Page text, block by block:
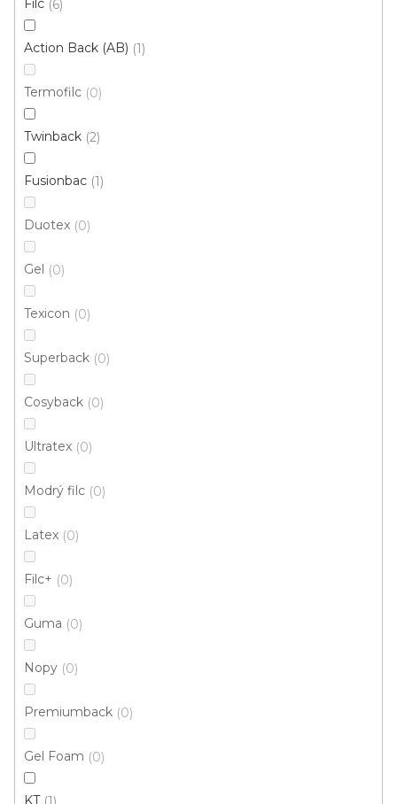
Filc 6
Action Back (AB) 1
Termofilc 0
Twinback 2
Fusionbac 1
Duotex 0
Gel 0
Texicon 0
Superback 0
Cosyback 0
Ultratex 0
Modrý filc 0
Latex 0
Filc+ 0
Guma 0
Nopy 0
Premiumback 0
Gel Foam 0
KT
Koberec metráž AVELINO /TB 90
Skladem externě, odesíláme do 2-3 dnů
750 Kč
4 m
Koberec metráž KASHMIRA / Twinback 7907
Doprodej